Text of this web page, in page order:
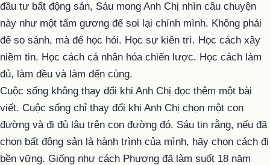
đầu tư bất động sản, Sáu mong Anh Chị nhìn câu chuyện
này như một tấm gương để soi lại chính mình. Không phải
để so sánh, mà để học hỏi. Học sự kiên trì. Học cách xây
niềm tin. Học cách cá nhân hóa chiến lược. Học cách làm
đủ, làm đều và làm đến cùng.
Cuộc sống không thay đổi khi Anh Chị đọc thêm một bài
viết. Cuộc sống chỉ thay đổi khi Anh Chị chọn một con
đường và đi đủ lâu trên con đường đó. Sáu tin rằng, nếu đã
chọn bất động sản là hành trình của mình, hãy chọn cách đi
bền vững. Giống như cách Phương đã làm suốt 18 năm